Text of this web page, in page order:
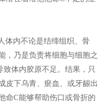
体内不论是结缔组织、骨
，乃是负责将细胞与细胞之
体内胶原不足。结果，只
皮下乌青、瘀血、或牙龈出
命C能够帮助伤口或骨折的